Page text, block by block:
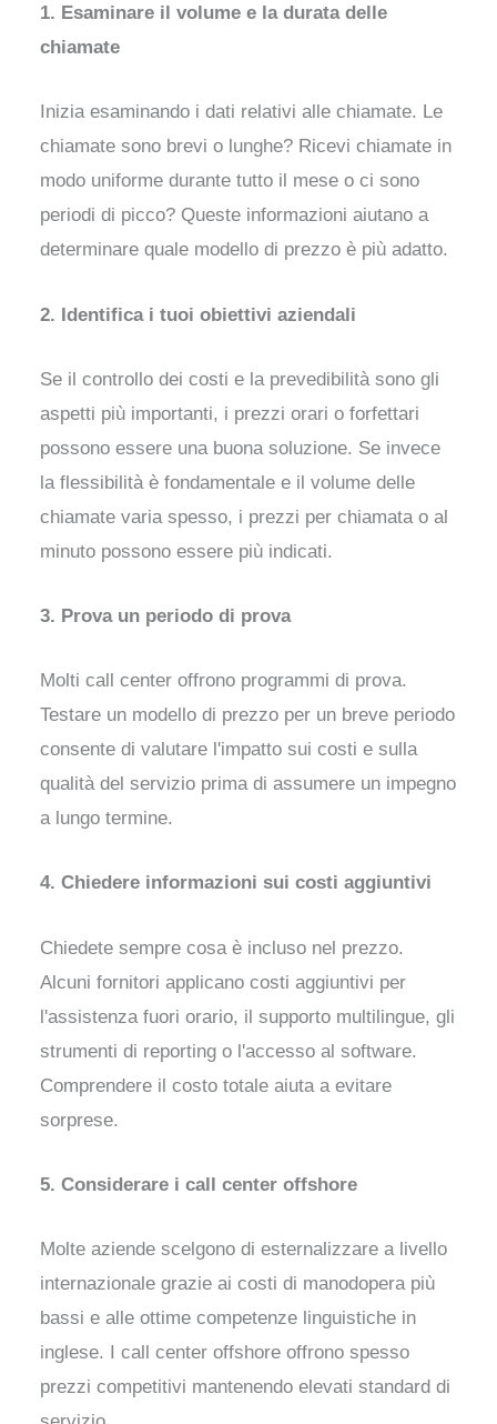
1. Esaminare il volume e la durata delle
chiamate
Inizia esaminando i dati relativi alle chiamate. Le
chiamate sono brevi o lunghe? Ricevi chiamate in
modo uniforme durante tutto il mese o ci sono
periodi di picco? Queste informazioni aiutano a
determinare quale modello di prezzo è più adatto.
2. Identifica i tuoi obiettivi aziendali
Se il controllo dei costi e la prevedibilità sono gli
aspetti più importanti, i prezzi orari o forfettari
possono essere una buona soluzione. Se invece
la flessibilità è fondamentale e il volume delle
chiamate varia spesso, i prezzi per chiamata o al
minuto possono essere più indicati.
3. Prova un periodo di prova
Molti call center offrono programmi di prova.
Testare un modello di prezzo per un breve periodo
consente di valutare l'impatto sui costi e sulla
qualità del servizio prima di assumere un impegno
a lungo termine.
4. Chiedere informazioni sui costi aggiuntivi
Chiedete sempre cosa è incluso nel prezzo.
Alcuni fornitori applicano costi aggiuntivi per
l'assistenza fuori orario, il supporto multilingue, gli
strumenti di reporting o l'accesso al software.
Comprendere il costo totale aiuta a evitare
sorprese.
5. Considerare i call center offshore
Molte aziende scelgono di esternalizzare a livello
internazionale grazie ai costi di manodopera più
bassi e alle ottime competenze linguistiche in
inglese. I call center offshore offrono spesso
prezzi competitivi mantenendo elevati standard di